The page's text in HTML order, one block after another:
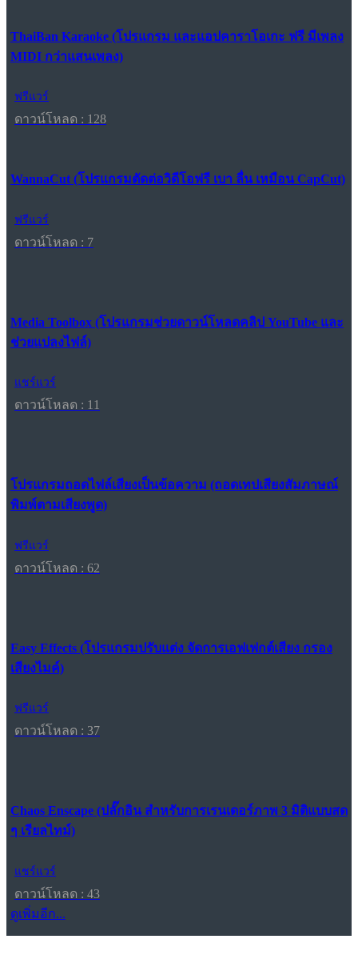
ThaiBan Karaoke (โปรแกรม และแอปคาราโอเกะ ฟรี มีเพลง
MIDI กว่าแสนเพลง)
ฟรีแวร์
ดาวน์โหลด : 128
WannaCut (โปรแกรมตัดต่อวิดีโอฟรี เบา ลื่น เหมือน CapCut)
ฟรีแวร์
ดาวน์โหลด : 7
Media Toolbox (โปรแกรมช่วยดาวน์โหลดคลิป YouTube และ
ช่วยแปลงไฟล์)
แชร์แวร์
ดาวน์โหลด : 11
โปรแกรมถอดไฟล์เสียงเป็นข้อความ (ถอดเทปเสียงสัมภาษณ์
พิมพ์ตามเสียงพูด)
ฟรีแวร์
ดาวน์โหลด : 62
Easy Effects (โปรแกรมปรับแต่ง จัดการเอฟเฟกต์เสียง กรอง
เสียงไมค์)
ฟรีแวร์
ดาวน์โหลด : 37
Chaos Enscape (ปลั๊กอิน สำหรับการเรนเดอร์ภาพ 3 มิติแบบสด
ๆ เรียลไทม์)
แชร์แวร์
ดาวน์โหลด : 43
ดูเพิ่มอีก...